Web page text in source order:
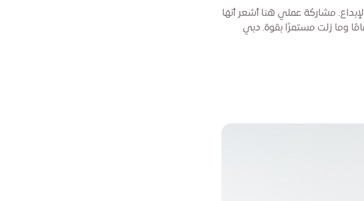
مشاركة عملي هنا أشعر أنها
للمدينة التي ألهمتني. لقد عشت في الإمارات 17 عامًا وما زلت مستمرًا بقوة. دبي